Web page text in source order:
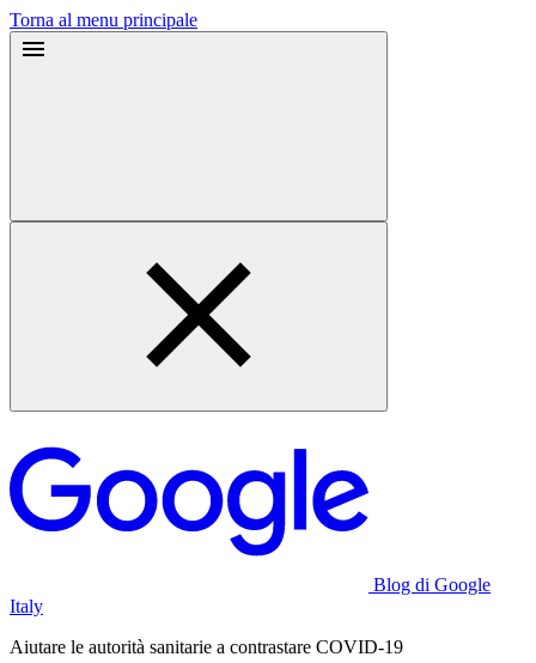
Torna al menu principale
Blog di Google
Italy
Aiutare le autorità sanitarie a contrastare COVID-19